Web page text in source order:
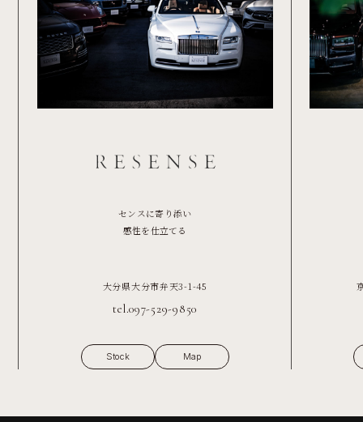
センスに寄り添い
感性を仕立てる
大分県大分市弁天3-1-45
tel.097-529-9850
Stock Map